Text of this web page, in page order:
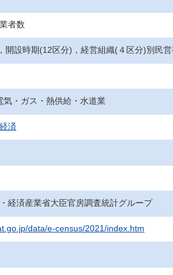
者数
開設時期(12区分)，経営組織(４区分)別民
気・ガス・熱供給・水道業
済
経済産業省大臣官房調査統計グループ
data/e-census/2021/index.htm